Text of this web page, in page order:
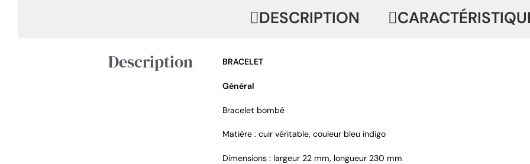
DESCRIPTION
Description BRACELET
Général
Bracelet bombé
Matière : cuir véritable, couleur bleu indigo
Dimensions : largeur 22 mm, longueur 230 mm